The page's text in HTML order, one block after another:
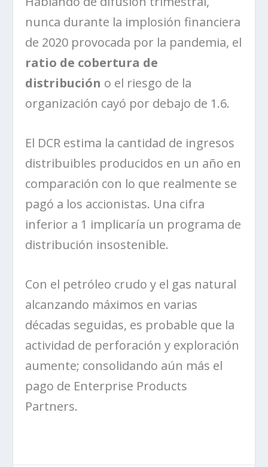
nunca durante la implosión financiera
de 2020 provocada por la pandemia, el
ratio de cobertura de
distribución o el riesgo de la
organización cayó por debajo de 1.6.
El DCR estima la cantidad de ingresos
distribuibles producidos en un año en
comparación con lo que realmente se
pagó a los accionistas. Una cifra
inferior a 1 implicaría un programa de
distribución insostenible.
Con el petróleo crudo y el gas natural
alcanzando máximos en varias
décadas seguidas, es probable que la
actividad de perforación y exploración
aumente; consolidando aún más el
pago de Enterprise Products
Partners.